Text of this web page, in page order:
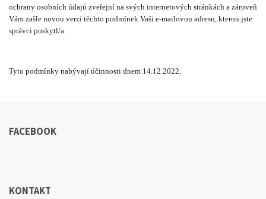
ochrany osobních údajů zveřejní na svých internetových stránkách a zároveň
Vám zašle novou verzi těchto podmínek Vaši e-mailovou adresu, kterou jste
správci poskytl/a.
Tyto podmínky nabývají účinnosti dnem 14.12.2022.
FACEBOOK
KONTAKT